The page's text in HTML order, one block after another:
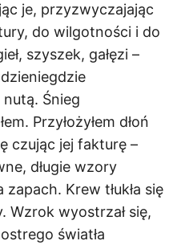
je, przyzwyczajając
do wilgotności i do
szyszek, gałęzi –
nutą. Śnieg
Przyłożyłem dłoń
czując jej fakturę –
długie wzory
Krew tłukła się
Wzrok wyostrzał się,
światła